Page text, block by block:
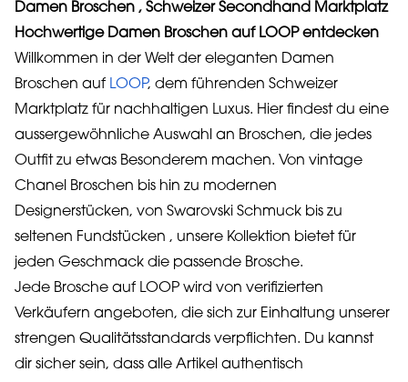
Damen Broschen , Schweizer Secondhand Marktplatz
Hochwertige Damen Broschen auf LOOP entdecken
Willkommen in der Welt der eleganten Damen
Broschen auf LOOP, dem führenden Schweizer
Marktplatz für nachhaltigen Luxus. Hier findest du eine
aussergewöhnliche Auswahl an Broschen, die jedes
Outfit zu etwas Besonderem machen. Von vintage
Chanel Broschen bis hin zu modernen
Designerstücken, von Swarovski Schmuck bis zu
seltenen Fundstücken , unsere Kollektion bietet für
jeden Geschmack die passende Brosche.
Jede Brosche auf LOOP wird von verifizierten
Verkäufern angeboten, die sich zur Einhaltung unserer
strengen Qualitätsstandards verpflichten. Du kannst
dir sicher sein, dass alle Artikel authentisch